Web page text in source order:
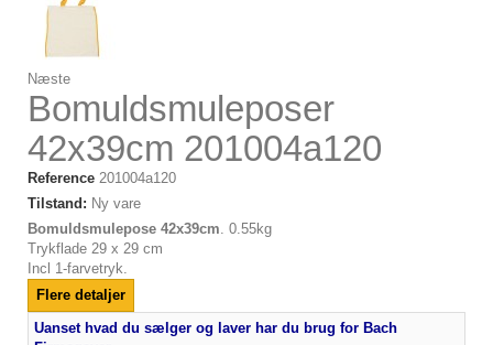
Næste
Bomuldsmuleposer
42x39cm 201004a120
Reference 201004a120
Tilstand: Ny vare
Bomuldsmulepose 42x39cm . 0.55kg
Trykflade 29 x 29 cm
Incl 1-farvetryk.
Flere detaljer
Uanset hvad du sælger og laver har du brug for Bach